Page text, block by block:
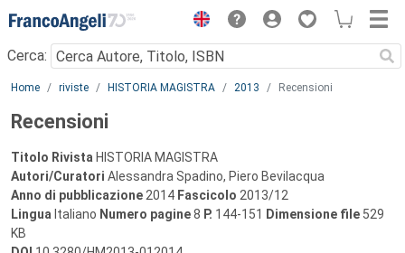
Menu
Cerca:
Main content
Home riviste HISTORIA MAGISTRA 2013 Recensioni
Recensioni
Titolo Rivista HISTORIA MAGISTRA
Autori/Curatori Alessandra Spadino, Piero Bevilacqua
Anno di pubblicazione 2014 Fascicolo 2013/12
Lingua Italiano Numero pagine8 P. 144-151 Dimensione file 529
KB